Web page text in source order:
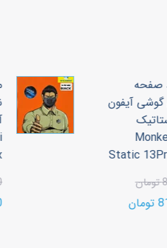
صفحه
آیفون
Static